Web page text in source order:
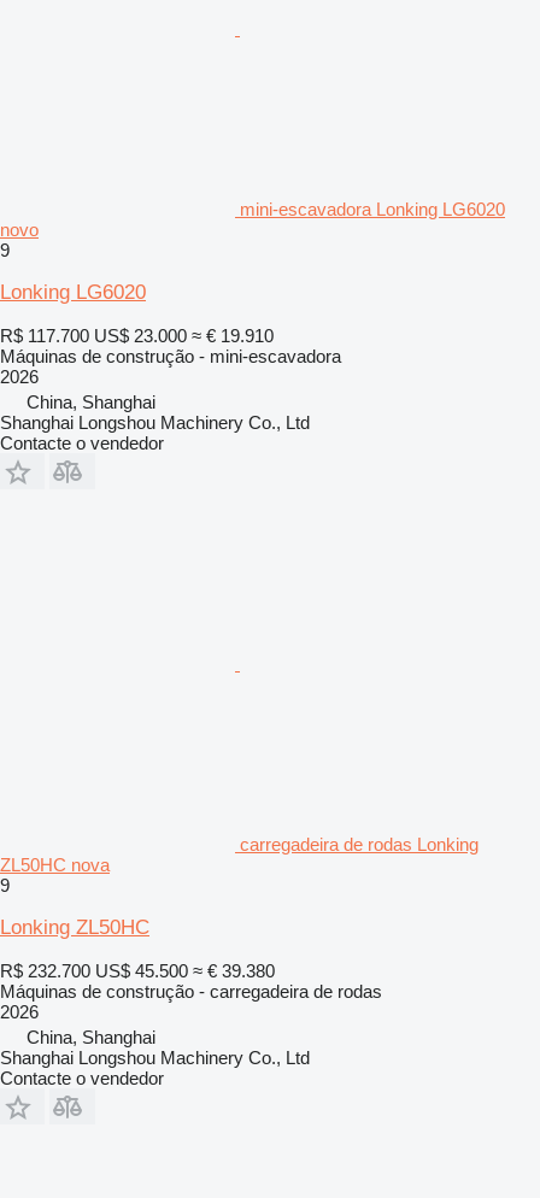
mini-escavadora Lonking LG6020
novo
9
Lonking LG6020
R$ 117.700 US$ 23.000 ≈ € 19.910
Máquinas de construção - mini-escavadora
2026
China, Shanghai
Shanghai Longshou Machinery Co., Ltd
Contacte o vendedor
carregadeira de rodas Lonking
ZL50HC nova
9
Lonking ZL50HC
R$ 232.700 US$ 45.500 ≈ € 39.380
Máquinas de construção - carregadeira de rodas
2026
China, Shanghai
Shanghai Longshou Machinery Co., Ltd
Contacte o vendedor